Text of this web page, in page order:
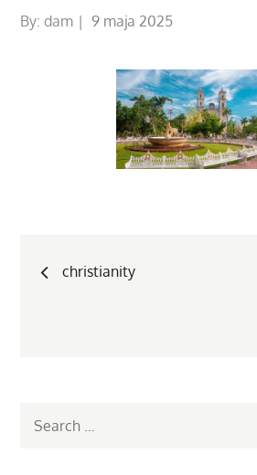
By:dam
Posted
9 maja 2025
Nawigacja
christianity